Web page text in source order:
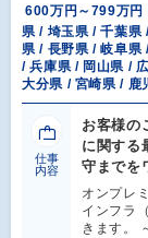
600万円～799万円
県 / 埼玉県 / 千葉県
県 / 長野県 / 岐阜県
/ 兵庫県 / 岡山県 /
大分県 / 宮崎県 / 鹿
仕事
内容
お客様の
に関する
守までを
オンプレ
インフラ
きます。